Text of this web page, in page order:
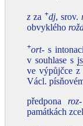
z za+dj, srov.
obvyklého
+ort‑ s
v souhlase s
ve výpůjčce z
Václ.
předpona roz‑
památkách